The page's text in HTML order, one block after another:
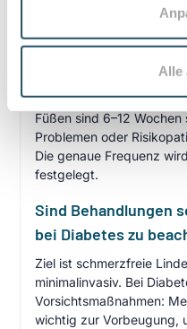
Alle
Dokumentation und
Wie oft sollte man
Kontrolle kommen?
Das Intervall richtet sich
Füßen sind 6–12
Problemen oder
Die genaue Frequenz
festgelegt.
Sind Behandlungen
bei Diabetes zu
Ziel ist schmerzfreie
minimalinvasiv. Bei
Vorsichtsmaßnahmen:
wichtig zur Vorbeugung,